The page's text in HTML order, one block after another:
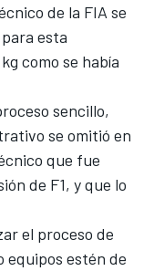
de la FIA se
esta
como se había
sencillo,
se omitió en
que fue
de F1, y que lo
el proceso de
equipos estén de